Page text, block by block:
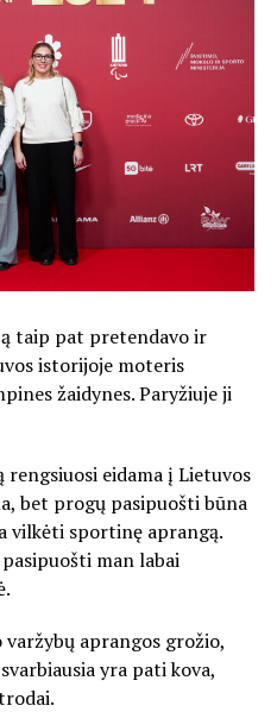
taip pat pretendavo ir
istorijoje moteris
žaidynes. Paryžiuje ji
rengsiuosi eidama į Lietuvos
bet progų pasipuošti būna
vilkėti sportinę aprangą.
man labai
aprangos grožio,
yra pati kova,